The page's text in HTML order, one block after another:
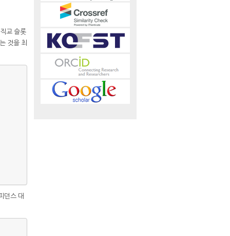
교 슬롯
것을 최
던스 대